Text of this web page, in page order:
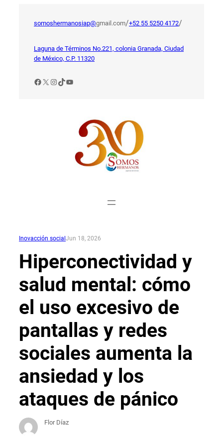
somoshermanosiap@gmail.com/+52 55 5250 4172/
Laguna de Términos No.221, colonia Granada, Ciudad
de México, C.P. 11320
Facebook
X Instagram
TikTok
YouTube
Inovacción social Jun 18, 2026
Hiperconectividad y
salud mental: cómo
el uso excesivo de
pantallas y redes
sociales aumenta la
ansiedad y los
ataques de pánico
Flor Díaz